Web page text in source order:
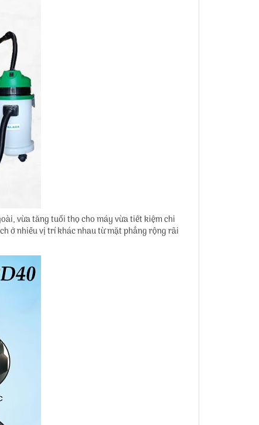
vừa tăng tuổi thọ cho máy vừa tiết kiệm chi
ở nhiều vị trí khác nhau từ mặt phẳng rộng rãi